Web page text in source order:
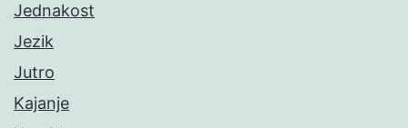
Jednakost
Jezik
Jutro
Kajanje